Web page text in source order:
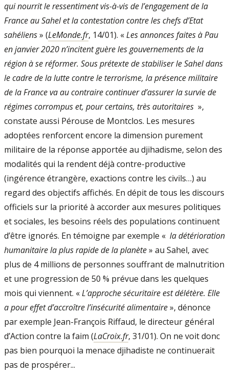
qui nourrit le ressentiment vis-à-vis de l’engagement de la
France au Sahel et la contestation contre les chefs d’Etat
sahéliens» (LeMonde.fr, 14/01). «Les annonces faites à Pau
en janvier 2020 n’incitent guère les gouvernements de la
région à se réformer. Sous prétexte de stabiliser le Sahel dans
le cadre de la lutte contre le terrorisme, la présence militaire
de la France va au contraire continuer d’assurer la survie de
régimes corrompus et, pour certains, très autoritaires »,
constate aussi Pérouse de Montclos. Les mesures
adoptées renforcent encore la dimension purement
militaire de la réponse apportée au djihadisme, selon des
modalités qui la rendent déjà contre-productive
(ingérence étrangère, exactions contre les civils…) au
regard des objectifs affichés. En dépit de tous les discours
officiels sur la priorité à accorder aux mesures politiques
et sociales, les besoins réels des populations continuent
d’être ignorés. En témoigne par exemple « la détérioration
humanitaire la plus rapide de la planète» au Sahel, avec
plus de 4 millions de personnes souffrant de malnutrition
et une progression de 50 % prévue dans les quelques
mois qui viennent. «L’approche sécuritaire est délétère. Elle
a pour effet d’accroître l’insécurité alimentaire», dénonce
par exemple Jean-François Riffaud, le directeur général
d’Action contre la faim (LaCroix.fr, 31/01). On ne voit donc
pas bien pourquoi la menace djihadiste ne continuerait
pas de prospérer...